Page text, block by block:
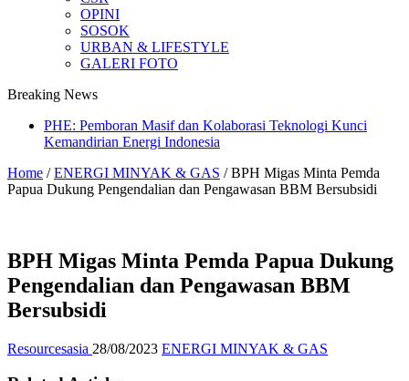
OPINI
SOSOK
URBAN & LIFESTYLE
GALERI FOTO
Breaking News
PHE: Pemboran Masif dan Kolaborasi Teknologi Kunci
Kemandirian Energi Indonesia
Home / ENERGI MINYAK & GAS / BPH Migas Minta Pemda
Papua Dukung Pengendalian dan Pengawasan BBM Bersubsidi
BPH Migas Minta Pemda Papua Dukung
Pengendalian dan Pengawasan BBM
Bersubsidi
Resourcesasia 28/08/2023 ENERGI MINYAK & GAS